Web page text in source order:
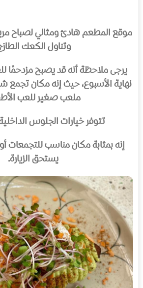
موقع المطعم هادئ ومثالي لصباح
وتناول الكعك
يرجى ملاحظة أنه قد يصبح مزدحمًا
نهاية الأسبوع، حيث إنه مكان تجمع
ملعب صغير للعب
تتوفر خيارات الجلوس
إنه بمثابة مكان مناسب للتجمعات أو
يستحق الزيارة.